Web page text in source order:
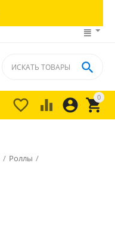
0


 

/ Роллы /